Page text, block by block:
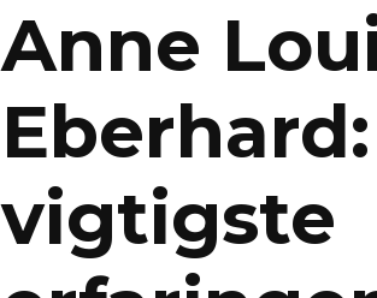
Anne
vigtigste